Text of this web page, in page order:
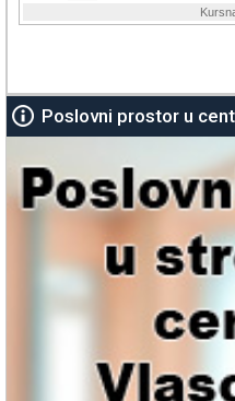
Poslovni prostor u